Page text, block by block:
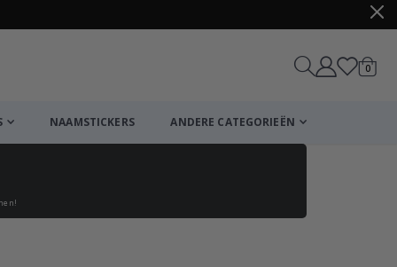
0
NAAMSTICKERS ANDERE CATEGORIEËN